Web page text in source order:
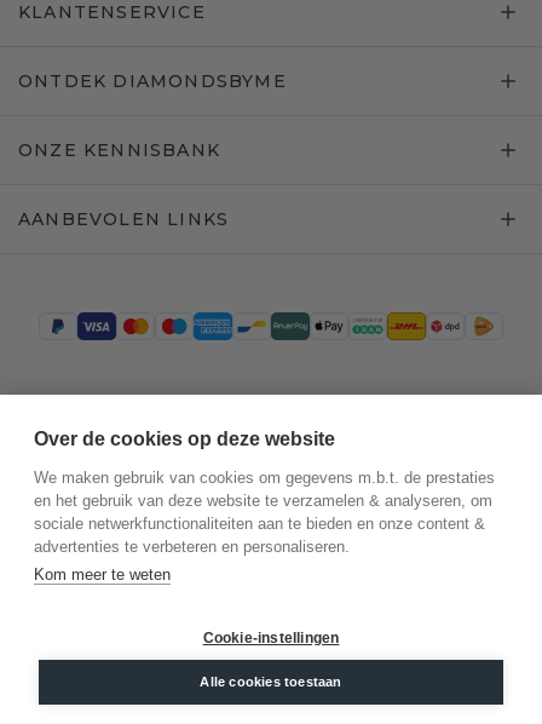
KLANTENSERVICE
ONTDEK DIAMONDSBYME
ONZE KENNISBANK
AANBEVOLEN LINKS
©2026.DiamondsByMe
Algemene voorwaarden
Over de cookies op deze website
We maken gebruik van cookies om gegevens m.b.t. de prestaties
en het gebruik van deze website te verzamelen & analyseren, om
sociale netwerkfunctionaliteiten aan te bieden en onze content &
advertenties te verbeteren en personaliseren.
Kom meer te weten
Cookie-instellingen
Alle cookies toestaan